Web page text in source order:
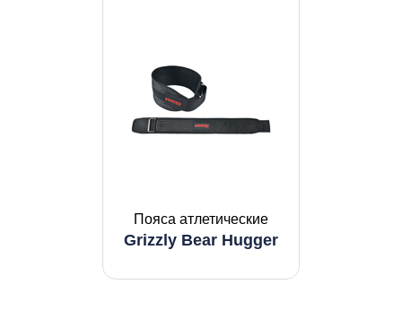
Пояса атлетические
Grizzly Bear Hugger